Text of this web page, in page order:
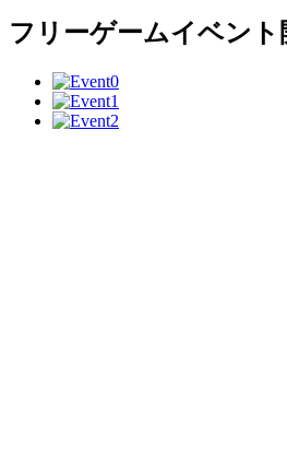
フリーゲームイベント